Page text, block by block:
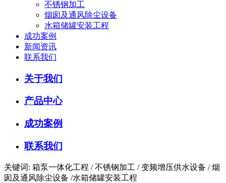
不锈钢加工
烟囱及通风除尘设备
水箱储罐安装工程
成功案例
新闻资讯
联系我们
关于我们
产品中心
成功案例
联系我们
关键词: 箱泵一体化工程 / 不锈钢加工 / 变频增压供水设备 / 烟
囱及通风除尘设备 /水箱储罐安装工程